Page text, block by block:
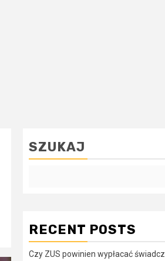
SZUKAJ
RECENT POSTS
Czy ZUS powinien wypłacać